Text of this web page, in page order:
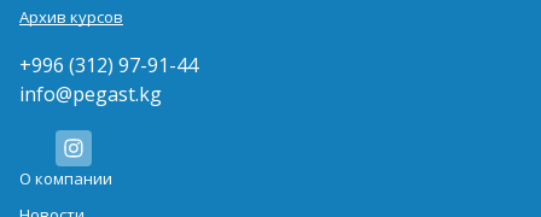
Архив курсов
+996 (312) 97-91-44
info@pegast.kg
О компании